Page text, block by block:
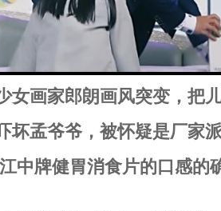
女画家郎朗画风突变，把
坏孟爷爷，被怀疑是厂家
中牌健胃消食片的口感的